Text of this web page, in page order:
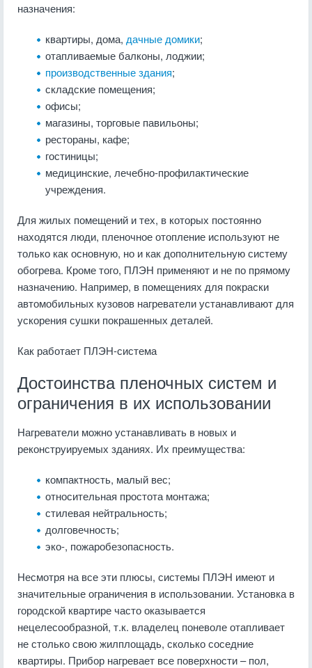
назначения:
квартиры, дома, дачные домики;
отапливаемые балконы, лоджии;
производственные здания;
складские помещения;
офисы;
магазины, торговые павильоны;
рестораны, кафе;
гостиницы;
медицинские, лечебно-профилактические
учреждения.
Для жилых помещений и тех, в которых постоянно
находятся люди, пленочное отопление используют не
только как основную, но и как дополнительную систему
обогрева. Кроме того, ПЛЭН применяют и не по прямому
назначению. Например, в помещениях для покраски
автомобильных кузовов нагреватели устанавливают для
ускорения сушки покрашенных деталей.
Как работает ПЛЭН-система
Достоинства пленочных систем и
ограничения в их использовании
Нагреватели можно устанавливать в новых и
реконструируемых зданиях. Их преимущества:
компактность, малый вес;
относительная простота монтажа;
стилевая нейтральность;
долговечность;
эко-, пожаробезопасность.
Несмотря на все эти плюсы, системы ПЛЭН имеют и
значительные ограничения в использовании. Установка в
городской квартире часто оказывается
нецелесообразной, т.к. владелец поневоле отапливает
не столько свою жилплощадь, сколько соседние
квартиры. Прибор нагревает все поверхности – пол,